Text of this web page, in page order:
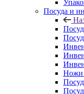
Посуда и
Ножи